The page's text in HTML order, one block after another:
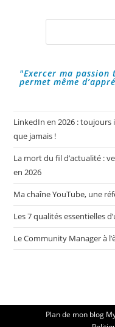
"Exercer ma passion
permet même
LinkedIn en 2026 :
que jamais !
La mort du fil d’actualité :
en 2026
Ma chaîne YouTube, une
Les 7 qualités essentielles
Le Community Manager à
Plan de mon blog